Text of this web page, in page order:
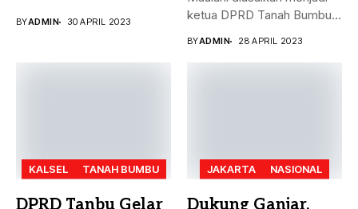
BYADMIN 30 APRIL 2023
ketua DPRD Tanah Bumbu,
BYADMIN 28 APRIL 2023
KALSEL TANAH BUMBU
DPRD Tanbu Gelar
JAKARTA NASIONAL
Dukung Ganjar,